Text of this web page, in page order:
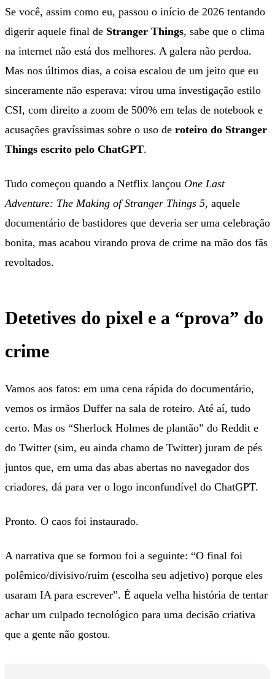
Se você, assim como eu, passou o início de 2026 tentando
digerir aquele final de Stranger Things, sabe que o clima
na internet não está dos melhores. A galera não perdoa.
Mas nos últimos dias, a coisa escalou de um jeito que eu
sinceramente não esperava: virou uma investigação estilo
CSI, com direito a zoom de 500% em telas de notebook e
acusações gravíssimas sobre o uso de roteiro do Stranger
Things escrito pelo ChatGPT.
Tudo começou quando a Netflix lançou One Last
Adventure: The Making of Stranger Things 5, aquele
documentário de bastidores que deveria ser uma celebração
bonita, mas acabou virando prova de crime na mão dos fãs
revoltados.
Detetives do pixel e a “prova” do
crime
Vamos aos fatos: em uma cena rápida do documentário,
vemos os irmãos Duffer na sala de roteiro. Até aí, tudo
certo. Mas os “Sherlock Holmes de plantão” do Reddit e
do Twitter (sim, eu ainda chamo de Twitter) juram de pés
juntos que, em uma das abas abertas no navegador dos
criadores, dá para ver o logo inconfundível do ChatGPT.
Pronto. O caos foi instaurado.
A narrativa que se formou foi a seguinte: “O final foi
polêmico/divisivo/ruim (escolha seu adjetivo) porque eles
usaram IA para escrever”. É aquela velha história de tentar
achar um culpado tecnológico para uma decisão criativa
que a gente não gostou.